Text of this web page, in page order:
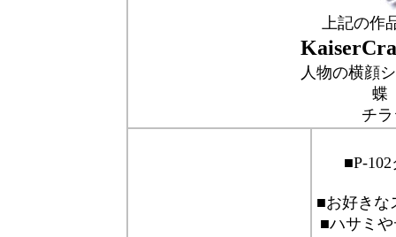
上記の作
人物の横顔
蝶
チ
■P-
■お好き
■ハサミ